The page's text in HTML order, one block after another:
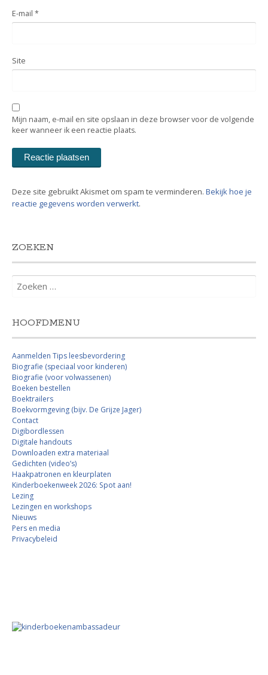
E-mail *
Site
Mijn naam, e-mail en site opslaan in deze browser voor de volgende
keer wanneer ik een reactie plaats.
Deze site gebruikt Akismet om spam te verminderen. Bekijk hoe je
reactie gegevens worden verwerkt.
ZOEKEN
naar:
HOOFDMENU
Aanmelden Tips leesbevordering
Biografie (speciaal voor kinderen)
Biografie (voor volwassenen)
Boeken bestellen
Boektrailers
Boekvormgeving (bijv. De Grijze Jager)
Contact
Digibordlessen
Digitale handouts
Downloaden extra materiaal
Gedichten (video’s)
Haakpatronen en kleurplaten
Kinderboekenweek 2026: Spot aan!
Lezing
Lezingen en workshops
Nieuws
Pers en media
Privacybeleid